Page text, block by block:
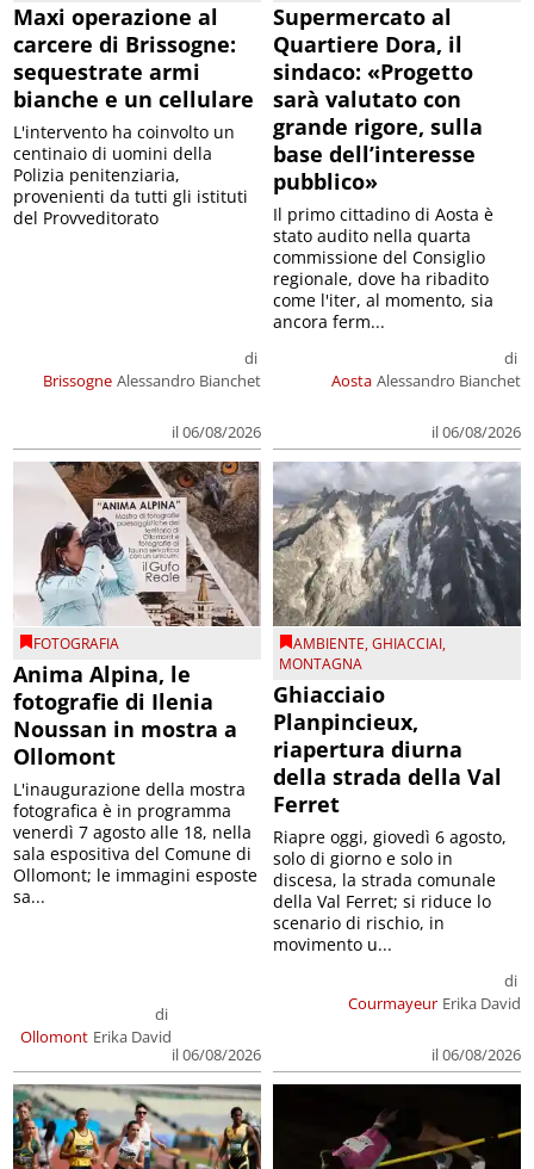
Maxi operazione al
carcere di Brissogne:
sequestrate armi
bianche e un cellulare
Brissogne
di
Alessandro Bianchet
il 06/08/2026
L'intervento ha coinvolto un
centinaio di uomini della
Polizia penitenziaria,
provenienti da tutti gli istituti
del Provveditorato
Supermercato al
Quartiere Dora, il
sindaco: «Progetto
sarà valutato con
grande rigore, sulla
base dell’interesse
pubblico»
Aosta
di
Alessandro Bianchet
il 06/08/2026
Il primo cittadino di Aosta è
stato audito nella quarta
commissione del Consiglio
regionale, dove ha ribadito
come l'iter, al momento, sia
ancora ferm...
FOTOGRAFIA
Anima Alpina, le
fotografie di Ilenia
Noussan in mostra a
Ollomont
Ollomont
di
Erika David
il 06/08/2026
L'inaugurazione della mostra
fotografica è in programma
venerdì 7 agosto alle 18, nella
sala espositiva del Comune di
Ollomont; le immagini esposte
sa...
AMBIENTE,GHIACCIAI,
MONTAGNA
Ghiacciaio
Planpincieux,
riapertura diurna
della strada della Val
Ferret
Courmayeur
di
Erika David
il 06/08/2026
Riapre oggi, giovedì 6 agosto,
solo di giorno e solo in
discesa, la strada comunale
della Val Ferret; si riduce lo
scenario di rischio, in
movimento u...